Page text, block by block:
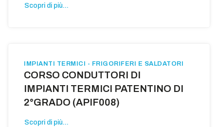
Scopri di più...
IMPIANTI TERMICI - FRIGORIFERI E SALDATORI
CORSO CONDUTTORI DI
IMPIANTI TERMICI PATENTINO DI
2°GRADO (APIF008)
Scopri di più...